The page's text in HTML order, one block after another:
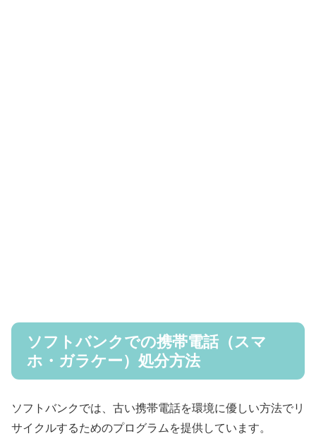
ソフトバンクでの携帯電話（スマ
ホ・ガラケー）処分方法
ソフトバンクでは、古い携帯電話を環境に優しい方法でリ
サイクルするためのプログラムを提供しています。